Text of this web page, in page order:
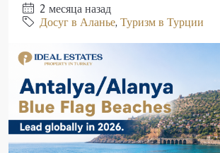
2 месяца назад
Досуг в Аланье, Туризм в Турции